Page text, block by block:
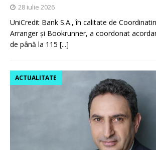
28 iulie 2026
UniCredit Bank S.A., în calitate de
Arranger și Bookrunner, a coordonat
de până la 115 [...]
ACTUALITATE